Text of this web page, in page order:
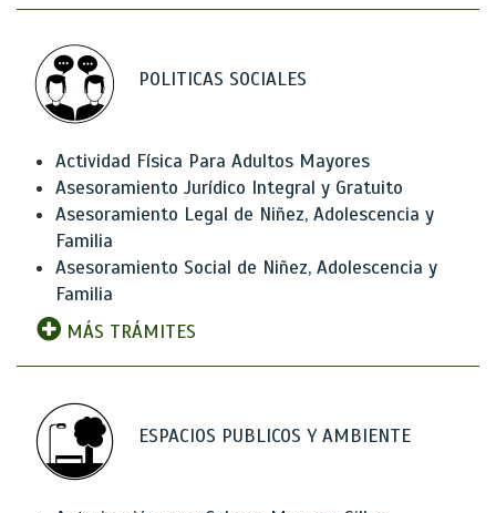
POLITICAS SOCIALES
Actividad Física Para Adultos Mayores
Asesoramiento Jurídico Integral y Gratuito
Asesoramiento Legal de Niñez, Adolescencia y
Familia
Asesoramiento Social de Niñez, Adolescencia y
Familia
MÁS TRÁMITES
ESPACIOS PUBLICOS Y AMBIENTE